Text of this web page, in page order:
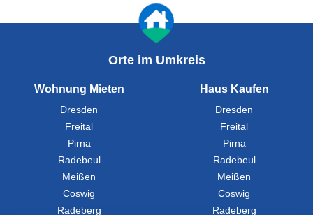
Orte im Umkreis
Wohnung Mieten
Dresden
Freital
Pirna
Radebeul
Meißen
Coswig
Radeberg
Haus Kaufen
Dresden
Freital
Pirna
Radebeul
Meißen
Coswig
Radeberg